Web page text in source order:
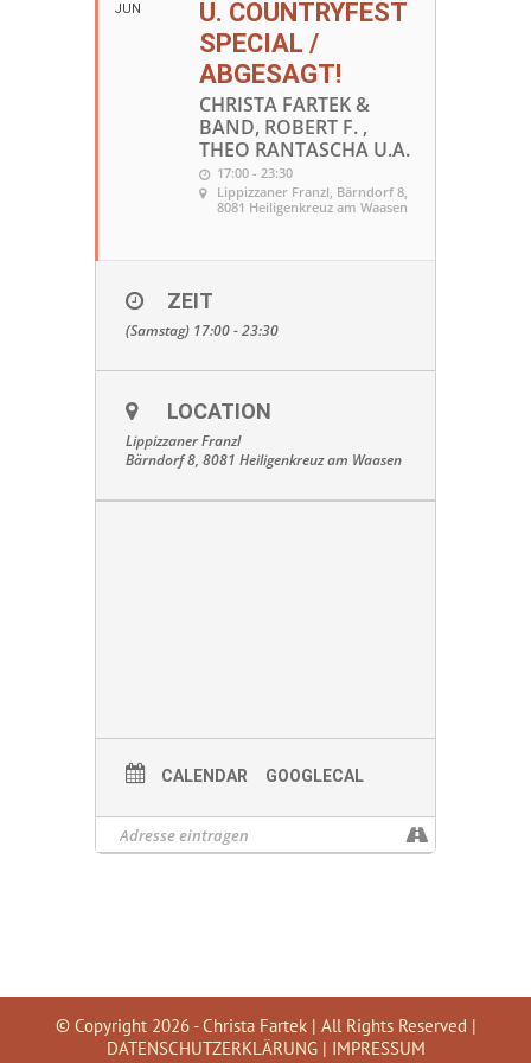
JUN
U. COUNTRYFEST
SPECIAL /
ABGESAGT!
CHRISTA FARTEK &
BAND, ROBERT F. ,
THEO RANTASCHA U.A.
17:00 - 23:30
Lippizzaner Franzl, Bärndorf 8,
8081 Heiligenkreuz am Waasen
ZEIT
(Samstag) 17:00 - 23:30
LOCATION
Lippizzaner Franzl
Bärndorf 8, 8081 Heiligenkreuz am Waasen
CALENDAR GOOGLECAL
© Copyright 2026 - Christa Fartek | All Rights Reserved |
DATENSCHUTZERKLÄRUNG| IMPRESSUM